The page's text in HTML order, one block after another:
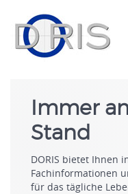
Immer
Stand
DORIS bietet Ihnen
Fachinformationen
für das tägliche